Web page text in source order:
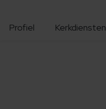
Profiel Kerkdiensten